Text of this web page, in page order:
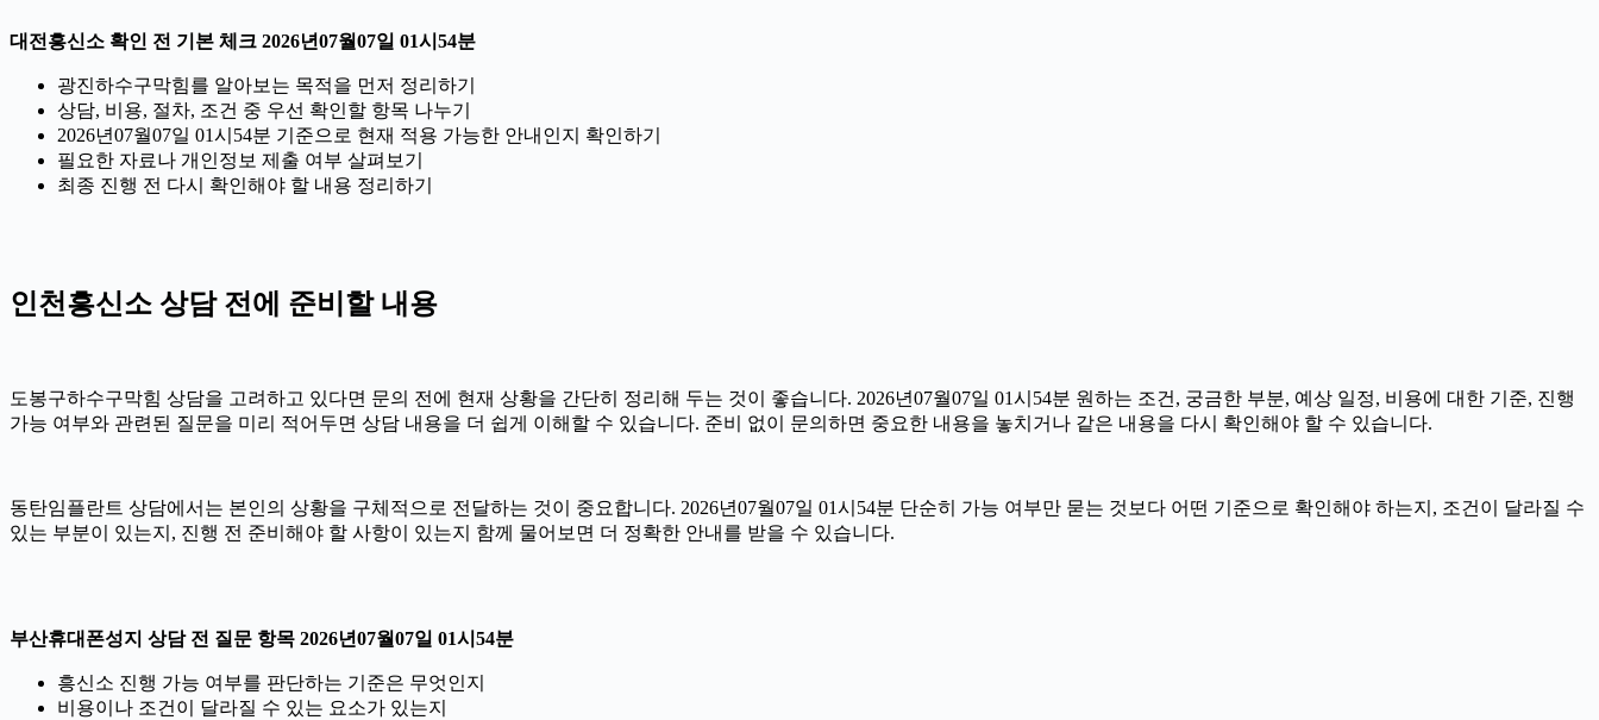
대전흥신소 확인 전 기본 체크 2026년07월07일 01시54분
광진하수구막힘를 알아보는 목적을 먼저 정리하기
상담, 비용, 절차, 조건 중 우선 확인할 항목 나누기
2026년07월07일 01시54분 기준으로 현재 적용 가능한 안내인지 확인하기
필요한 자료나 개인정보 제출 여부 살펴보기
최종 진행 전 다시 확인해야 할 내용 정리하기
인천흥신소 상담 전에 준비할 내용
도봉구하수구막힘 상담을 고려하고 있다면 문의 전에 현재 상황을 간단히 정리해 두는 것이 좋습니다. 2026년07월07일 01시54분 원하는 조건, 궁금한 부분, 예상 일정, 비용에 대한 기준, 진행
가능 여부와 관련된 질문을 미리 적어두면 상담 내용을 더 쉽게 이해할 수 있습니다. 준비 없이 문의하면 중요한 내용을 놓치거나 같은 내용을 다시 확인해야 할 수 있습니다.
동탄임플란트 상담에서는 본인의 상황을 구체적으로 전달하는 것이 중요합니다. 2026년07월07일 01시54분 단순히 가능 여부만 묻는 것보다 어떤 기준으로 확인해야 하는지, 조건이 달라질 수
있는 부분이 있는지, 진행 전 준비해야 할 사항이 있는지 함께 물어보면 더 정확한 안내를 받을 수 있습니다.
부산휴대폰성지 상담 전 질문 항목 2026년07월07일 01시54분
흥신소 진행 가능 여부를 판단하는 기준은 무엇인지
비용이나 조건이 달라질 수 있는 요소가 있는지